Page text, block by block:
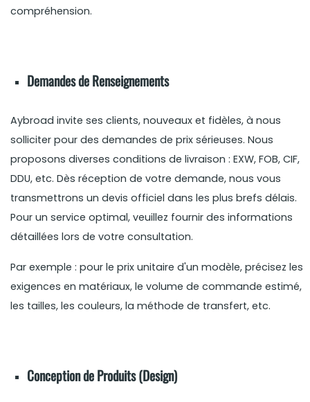
compréhension.
Demandes de Renseignements
Aybroad invite ses clients, nouveaux et fidèles, à nous
solliciter pour des demandes de prix sérieuses. Nous
proposons diverses conditions de livraison : EXW, FOB, CIF,
DDU, etc. Dès réception de votre demande, nous vous
transmettrons un devis officiel dans les plus brefs délais.
Pour un service optimal, veuillez fournir des informations
détaillées lors de votre consultation.
Par exemple : pour le prix unitaire d'un modèle, précisez les
exigences en matériaux, le volume de commande estimé,
les tailles, les couleurs, la méthode de transfert, etc.
Conception de Produits (Design)